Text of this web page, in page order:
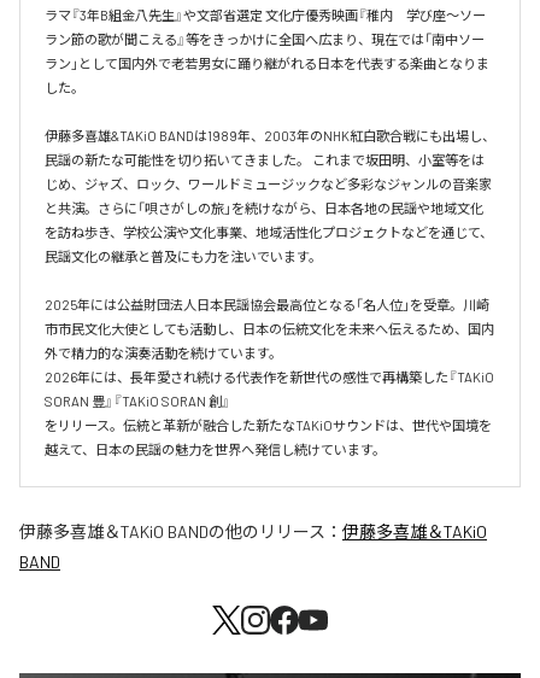
ラマ『3年B組金八先生』や文部省選定 文化庁優秀映画『稚内　学び座〜ソー
ラン節の歌が聞こえる』等をきっかけに全国へ広まり、現在では「南中ソー
ラン」として国内外で老若男女に踊り継がれる日本を代表する楽曲となりま
した。
伊藤多喜雄&TAKiO BANDは1989年、2003年のNHK紅白歌合戦にも出場し、
民謡の新たな可能性を切り拓いてきました。 これまで坂田明、小室等をは
じめ、ジャズ、ロック、ワールドミュージックなど多彩なジャンルの音楽家
と共演。さらに「唄さがしの旅」を続けながら、日本各地の民謡や地域文化
を訪ね歩き、学校公演や文化事業、地域活性化プロジェクトなどを通じて、
民謡文化の継承と普及にも力を注いでいます。
2025年には公益財団法人日本民謡協会最高位となる「名人位」を受章。川崎
市市民文化大使としても活動し、日本の伝統文化を未来へ伝えるため、国内
外で精力的な演奏活動を続けています。
2026年には、長年愛され続ける代表作を新世代の感性で再構築した『TAKiO
SORAN 豊』『TAKiO SORAN 創』
をリリース。伝統と革新が融合した新たなTAKiOサウンドは、世代や国境を
越えて、日本の民謡の魅力を世界へ発信し続けています。
伊藤多喜雄＆TAKiO BANDの他のリリース： 伊藤多喜雄＆TAKiO
BAND